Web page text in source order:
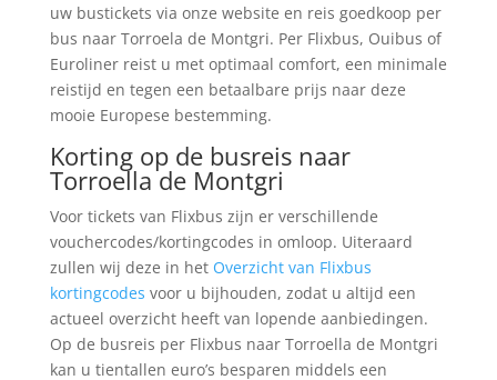
uw bustickets via onze website en reis goedkoop per
bus naar Torroela de Montgri. Per Flixbus, Ouibus of
Euroliner reist u met optimaal comfort, een minimale
reistijd en tegen een betaalbare prijs naar deze
mooie Europese bestemming.
Korting op de busreis naar
Torroella de Montgri
Voor tickets van Flixbus zijn er verschillende
vouchercodes/kortingcodes in omloop. Uiteraard
zullen wij deze in het Overzicht van Flixbus
kortingcodes voor u bijhouden, zodat u altijd een
actueel overzicht heeft van lopende aanbiedingen.
Op de busreis per Flixbus naar Torroella de Montgri
kan u tientallen euro’s besparen middels een